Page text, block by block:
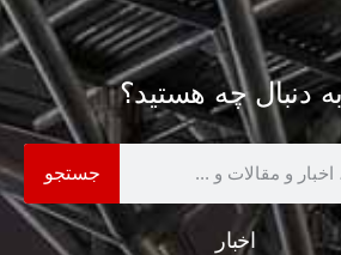
دنبال چه هستید؟
جستجو
اخبار